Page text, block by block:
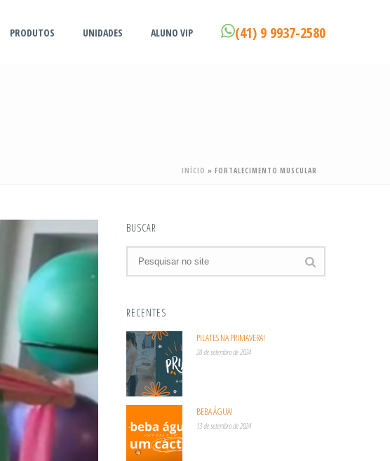
PRODUTOS UNIDADES ALUNO VIP (41) 9 9937-2580
INÍCIO » FORTALECIMENTO MUSCULAR
BUSCAR
RECENTES
PILATES NA PRIMAVERA!
20 de setembro de 2024
BEBA ÁGUA!
13 de setembro de 2024